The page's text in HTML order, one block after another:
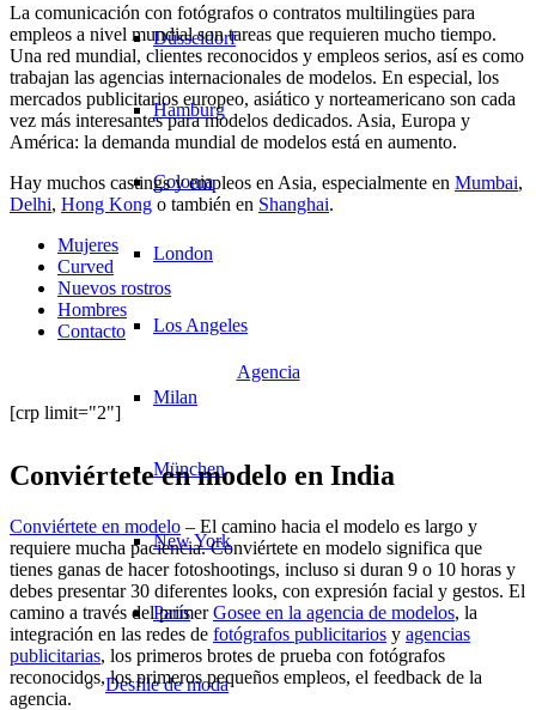
Düsseldorf
Hamburg
Colonia
London
Los Angeles
Milan
München
New York
París
Desfile de moda
La comunicación con fotógrafos o contratos multilingües para
empleos a nivel mundial son tareas que requieren mucho tiempo.
Una red mundial, clientes reconocidos y empleos serios, así es como
trabajan las agencias internacionales de modelos. En especial, los
mercados publicitarios europeo, asiático y norteamericano son cada
vez más interesantes para modelos dedicados. Asia, Europa y
América: la demanda mundial de modelos está en aumento.
Hay muchos castings y empleos en Asia, especialmente en Mumbai,
Delhi, Hong Kong o también en Shanghai.
Mujeres
Curved
Nuevos rostros
Hombres
Contacto
Agencia
[crp limit="2"]
Conviértete en modelo en India
Conviértete en modelo – El camino hacia el modelo es largo y
requiere mucha paciencia. Conviértete en modelo significa que
tienes ganas de hacer fotoshootings, incluso si duran 9 o 10 horas y
debes presentar 30 diferentes looks, con expresión facial y gestos. El
camino a través del primerGosee en la agencia de modelos, la
integración en las redes de fotógrafos publicitarios y agencias
publicitarias, los primeros brotes de prueba con fotógrafos
reconocidos, los primeros pequeños empleos, el feedback de la
agencia.